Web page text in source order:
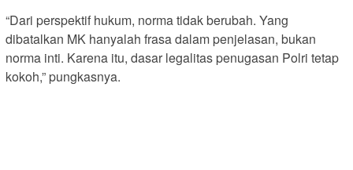
“Dari perspektif hukum, norma tidak berubah. Yang
dibatalkan MK hanyalah frasa dalam penjelasan, bukan
norma inti. Karena itu, dasar legalitas penugasan Polri tetap
kokoh,” pungkasnya.